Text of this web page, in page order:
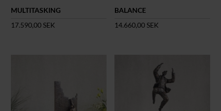
MULTITASKING
17.590,00 SEK
BALANCE
14.660,00 SEK